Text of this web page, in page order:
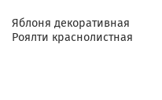
Яблоня декоративная
Роялти краснолистная